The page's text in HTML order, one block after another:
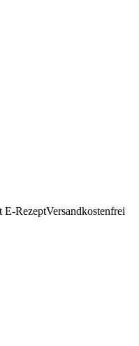
E-RezeptVersandkostenfrei